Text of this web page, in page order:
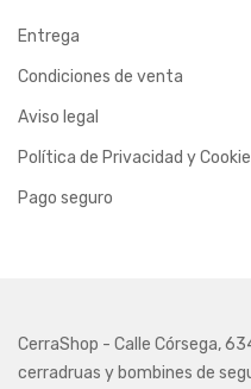
Entrega
Condiciones de venta
Aviso legal
Política de Privacidad y
Pago seguro
CerraShop - Calle Córsega,
cerradruas y bombines de